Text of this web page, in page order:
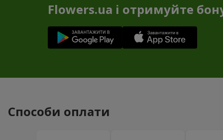
Flowers.ua і отримуйте
Способи оплати